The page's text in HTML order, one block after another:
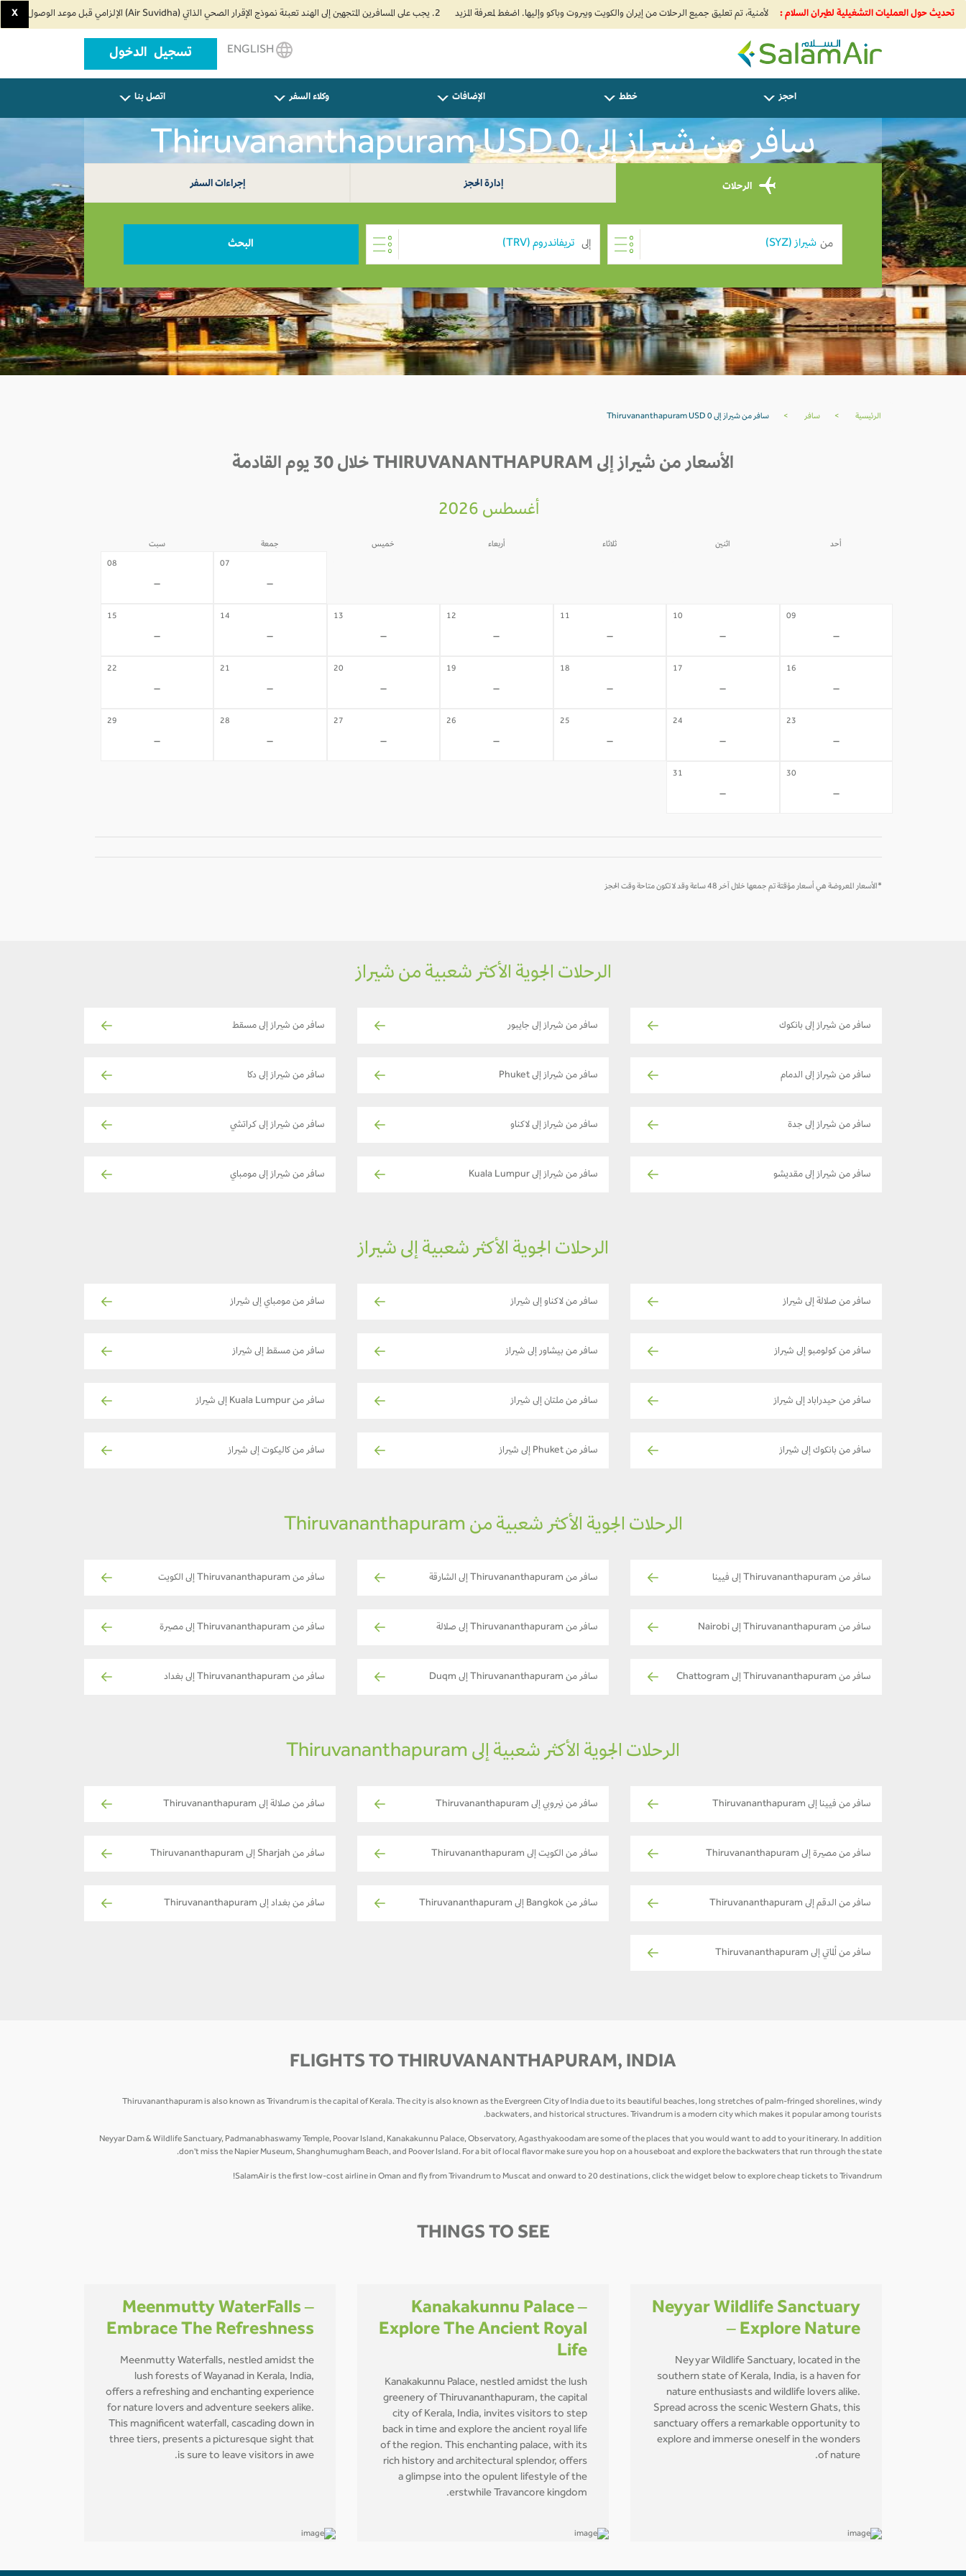
تحديث حول العمليات التشغيلية لطيران السلام : 2. يجب على المسافرين المتجهين إلى الهند تعبئة نموذج الإقرار الصحي الذاتي (Air Suvidha) الإلزامي قبل موعد الوصول بـ 24 ساعة على الأقل. اضغط هنا للدخول إلى بوابة Air Suvidha. X
SalamAir
تسجيل الدخول
احجز خطط الإضافات وكلاء السفر اتصل بنا
سافر من شيراز إلى Thiruvananthapuram USD 0
الرحلات إدارة الحجز إجراءات السفر
من إلى البحث
الرئيسية > سافر > سافر من شيراز إلى Thiruvananthapuram USD 0
الأسعار من شيراز إلى THIRUVANANTHAPURAM خلال 30 يوم القادمة
أغسطس 2026
أحد اثنين ثلاثاء أربعاء خميس جمعة سبت
07
-
08
-
09
-
10
-
11
-
12
-
13
-
14
-
15
-
16
-
17
-
18
-
19
-
20
-
21
-
22
-
23
-
24
-
25
-
26
-
27
-
28
-
29
-
30
-
31
-
*الأسعار المعروضة هي أسعار مؤقتة تم جمعها خلال آخر 48 ساعة وقد لا تكون متاحة وقت الحجز
الرحلات الجوية الأكثر شعبية من شيراز
سافر من شيراز إلى بانكوك سافر من شيراز إلى جايبور سافر من شيراز إلى مسقط
سافر من شيراز إلى الدمام سافر من شيراز إلى Phuket سافر من شيراز إلى دكا
سافر من شيراز إلى جدة سافر من شيراز إلى لاكناو سافر من شيراز إلى كراتشي
سافر من شيراز إلى مقديشو سافر من شيراز إلى Kuala Lumpur سافر من شيراز إلى مومباي
الرحلات الجوية الأكثر شعبية إلى شيراز
سافر من صلالة إلى شيراز سافر من لاكناو إلى شيراز سافر من مومباي إلى شيراز
سافر من كولومبو إلى شيراز سافر من بيشاور إلى شيراز سافر من مسقط إلى شيراز
سافر من حيدراباد إلى شيراز سافر من ملتان إلى شيراز سافر من Kuala Lumpur إلى شيراز
سافر من بانكوك إلى شيراز سافر من Phuket إلى شيراز سافر من كاليكوت إلى شيراز
الرحلات الجوية الأكثر شعبية من Thiruvananthapuram
سافر من Thiruvananthapuram إلى فيينا سافر من Thiruvananthapuram إلى الشارقة سافر من Thiruvananthapuram إلى الكويت
سافر من Thiruvananthapuram إلى Nairobi سافر من Thiruvananthapuram إلى صلالة سافر من Thiruvananthapuram إلى مصيرة
سافر من Thiruvananthapuram إلى Chattogram سافر من Thiruvananthapuram إلى Duqm سافر من Thiruvananthapuram إلى بغداد
الرحلات الجوية الأكثر شعبية إلى Thiruvananthapuram
سافر من فيينا إلى Thiruvananthapuram سافر من نيروبي إلى Thiruvananthapuram سافر من صلالة إلى Thiruvananthapuram
سافر من مصيرة إلى Thiruvananthapuram سافر من الكويت إلى Thiruvananthapuram سافر من Sharjah إلى Thiruvananthapuram
سافر من الدقم إلى Thiruvananthapuram سافر من Bangkok إلى Thiruvananthapuram سافر من بغداد إلى Thiruvananthapuram
سافر من ألماتي إلى Thiruvananthapuram
FLIGHTS TO THIRUVANANTHAPURAM, INDIA
Thiruvananthapuram is also known as Trivandrum is the capital of Kerala. The city is also known as the Evergreen City of India due to its beautiful beaches, long stretches of palm-fringed shorelines, windy
backwaters, and historical structures. Trivandrum is a modern city which makes it popular among tourists.
Neyyar Dam & Wildlife Sanctuary, Padmanabhaswamy Temple, Poovar Island, Kanakakunnu Palace, Observatory, Agasthyakoodam are some of the places that you would want to add to your itinerary. In addition
don't miss the Napier Museum, Shanghumugham Beach, and Poover Island. For a bit of local flavor make sure you hop on a houseboat and explore the backwaters that run through the state.
SalamAir is the first low-cost airline in Oman and fly from Trivandrum to Muscat and onward to 20 destinations, click the widget below to explore cheap tickets to Trivandrum!
THINGS TO SEE
Neyyar Wildlife Sanctuary
– Explore Nature
Neyyar Wildlife Sanctuary, located in the
southern state of Kerala, India, is a haven for
nature enthusiasts and wildlife lovers alike.
Spread across the scenic Western Ghats, this
sanctuary offers a remarkable opportunity to
explore and immerse oneself in the wonders
of nature.
Kanakakunnu Palace –
Explore The Ancient Royal
Life
Kanakakunnu Palace, nestled amidst the lush
greenery of Thiruvananthapuram, the capital
city of Kerala, India, invites visitors to step
back in time and explore the ancient royal life
of the region. This enchanting palace, with its
rich history and architectural splendor, offers
a glimpse into the opulent lifestyle of the
erstwhile Travancore kingdom.
Meenmutty WaterFalls –
Embrace The Refreshness
Meenmutty Waterfalls, nestled amidst the
lush forests of Wayanad in Kerala, India,
offers a refreshing and enchanting experience
for nature lovers and adventure seekers alike.
This magnificent waterfall, cascading down in
three tiers, presents a picturesque sight that
is sure to leave visitors in awe.